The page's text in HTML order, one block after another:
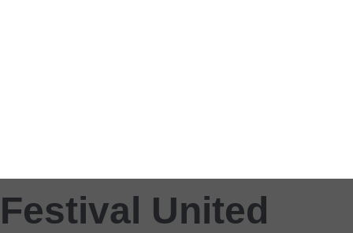
Festival United